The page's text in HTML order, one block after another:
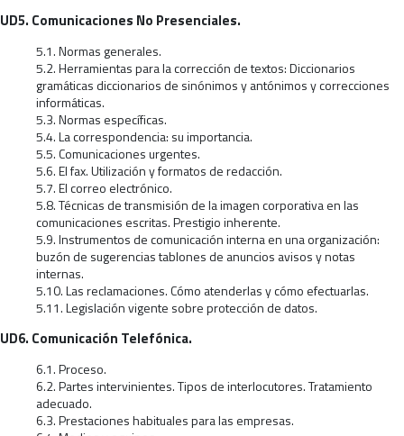
UD5. Comunicaciones No Presenciales.
5.1. Normas generales.
5.2. Herramientas para la corrección de textos: Diccionarios
gramáticas diccionarios de sinónimos y antónimos y correcciones
informáticas.
5.3. Normas específicas.
5.4. La correspondencia: su importancia.
5.5. Comunicaciones urgentes.
5.6. El fax. Utilización y formatos de redacción.
5.7. El correo electrónico.
5.8. Técnicas de transmisión de la imagen corporativa en las
comunicaciones escritas. Prestigio inherente.
5.9. Instrumentos de comunicación interna en una organización:
buzón de sugerencias tablones de anuncios avisos y notas
internas.
5.10. Las reclamaciones. Cómo atenderlas y cómo efectuarlas.
5.11. Legislación vigente sobre protección de datos.
UD6. Comunicación Telefónica.
6.1. Proceso.
6.2. Partes intervinientes. Tipos de interlocutores. Tratamiento
adecuado.
6.3. Prestaciones habituales para las empresas.